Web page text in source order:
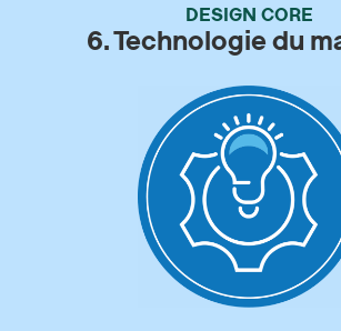
DESIGN CORE
6. Technologie du